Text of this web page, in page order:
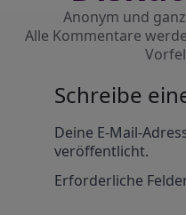
Anonym und
Alle Kommentare
Schreibe
Deine E-Mail-
veröffentlicht.
Erforderliche